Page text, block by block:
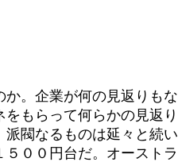
。企業が何の見返りも
もらって何らかの見返
閥なるものは延々と続
００円台だ。オースト